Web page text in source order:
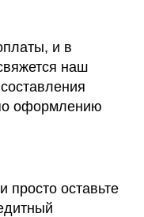
и в
наш
оформлению
оставьте